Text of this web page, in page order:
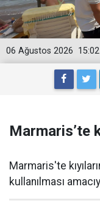
15:02
06 Ağustos 2026
Marmaris’te
Marmaris'te
kullanılması